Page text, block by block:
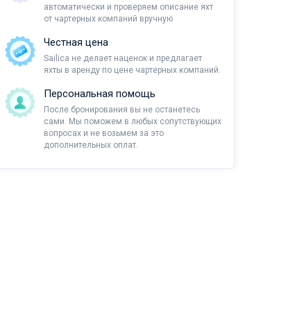
автоматически и проверяем описание яхт
от чартерных компаний вручную
Честная цена
Sailica не делает наценок и предлагает
яхты в аренду по цене чартерных компаний.
Персональная помощь
После бронирования вы не останетесь
сами. Мы поможем в любых сопутствующих
вопросах и не возьмем за это
дополнительных оплат.